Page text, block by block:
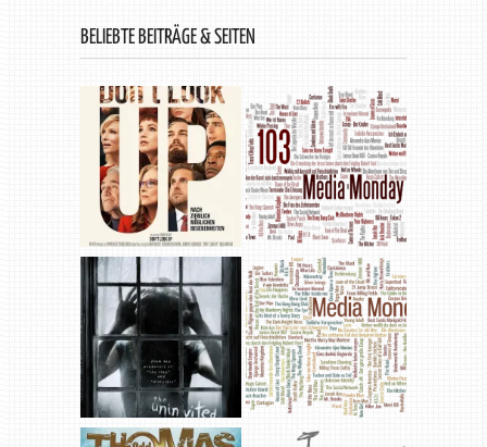
BELIEBTE BEITRÄGE & SEITEN